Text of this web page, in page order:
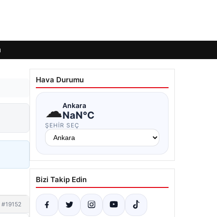
#19152
Hava Durumu
☁Ankara
NaN°C
ŞEHIR SEÇ
Bizi Takip Edin